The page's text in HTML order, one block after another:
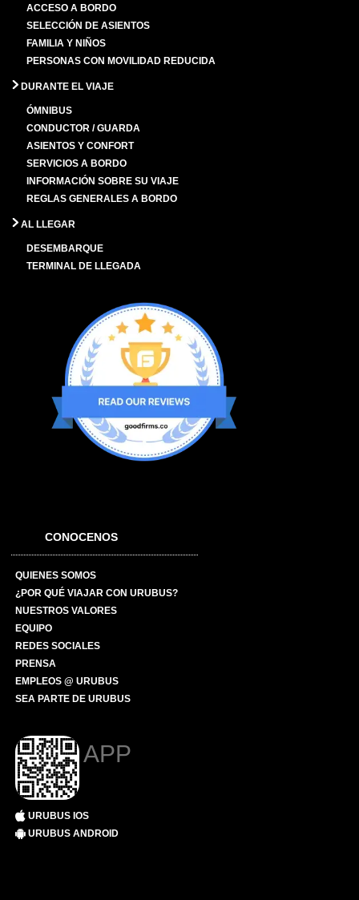
ACCESO A BORDO
SELECCIÓN DE ASIENTOS
FAMILIA Y NIÑOS
PERSONAS CON MOVILIDAD REDUCIDA
DURANTE EL VIAJE
ÓMNIBUS
CONDUCTOR / GUARDA
ASIENTOS Y CONFORT
SERVICIOS A BORDO
INFORMACIÓN SOBRE SU VIAJE
REGLAS GENERALES A BORDO
AL LLEGAR
DESEMBARQUE
TERMINAL DE LLEGADA
CONOCENOS
QUIENES SOMOS
¿POR QUÉ VIAJAR CON URUBUS?
NUESTROS VALORES
EQUIPO
REDES SOCIALES
PRENSA
EMPLEOS @ URUBUS
SEA PARTE DE URUBUS
APP
URUBUS IOS
URUBUS ANDROID